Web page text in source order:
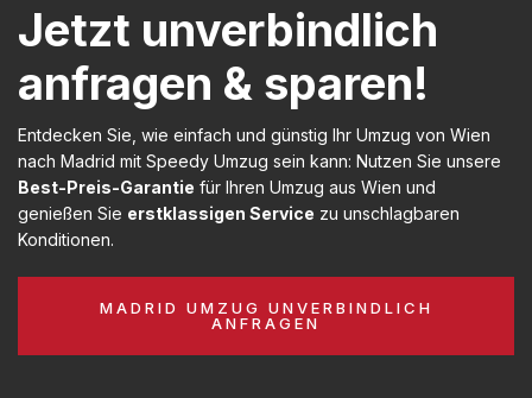
Jetzt unverbindlich
anfragen & sparen!
Entdecken Sie, wie einfach und günstig Ihr Umzug von Wien
nach Madrid mit Speedy Umzug sein kann: Nutzen Sie unsere
Best-Preis-Garantie für Ihren Umzug aus Wien und
genießen Sie erstklassigen Service zu unschlagbaren
Konditionen.
MADRID UMZUG UNVERBINDLICH
ANFRAGEN